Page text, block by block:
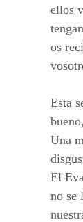
ellos
os
Esta
Una
El
no se